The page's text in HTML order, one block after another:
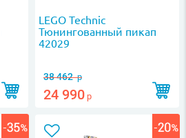
LEGO Technic
Тюнингованный пикап
42029
38 462р
24 990 р